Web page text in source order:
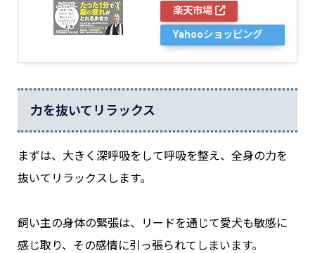
楽天市場
Yahooショッピング
力を抜いてリラックス
まずは、大きく深呼吸をして呼吸を整え、全身の力を
抜いてリラックスします。
飼い主の身体の緊張は、リードを通じて愛犬も敏感に
感じ取り、その感情に引っ張られてしまいます。